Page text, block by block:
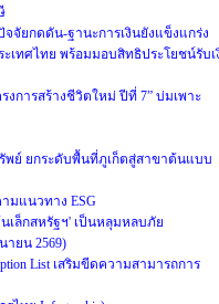
จจัยกดดัน-ฐานะการเงินยังแข็งแกร่ง
เทศไทย พร้อมมอบสิทธิประโยชน์รับเ
การสร้างชีวิตใหม่ ปีที่ 7” บ่มเพาะ
พย์ ยกระดับพื้นที่ภูเก็ตสู่สาขาต้นแบบ
ามแนวทาง ESG
เล็กสหรัฐฯ' เป็นหลุมหลบภัย
ายน 2569)
List เสริมขีดความสามารถการ